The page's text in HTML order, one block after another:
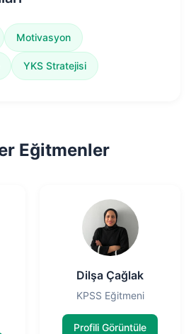
Motivasyon
YKS Stratejisi
Eğitmenler
Dilşa Çağlak
KPSS Eğitmeni
Profili Görüntüle